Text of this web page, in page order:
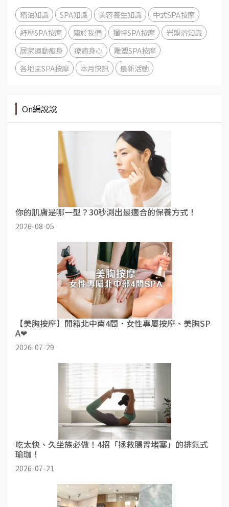
精油知識 SPA知識 美容養生知識
中式SPA按摩
紓壓SPA按摩
關於我們 獨特SPA按摩
岩盤浴知識
居家運動瘦身
療癒身心
雕塑SPA按摩
各地區SPA按摩
本月快訊 最新活動
On編說說
你的肌膚是哪一型？30秒測出最適合的保養方式！
2026-08-05
【美胸按摩】開箱北中南4間．女性專屬按摩、美胸SP
A❤
2026-07-29
吃太快、久坐族必做！4招「拯救腸胃堵塞」的排氣式
瑜珈！
2026-07-21